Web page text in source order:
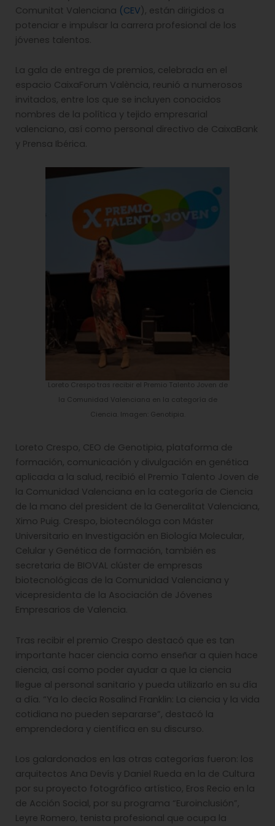
Comunitat Valenciana (CEV), están dirigidos a
potenciar e impulsar la carrera profesional de los
jóvenes talentos.
La gala de entrega de premios, celebrada en el
espacio CaixaForum València, reunió a numerosos
invitados, entre los que se incluyen conocidos
nombres de la política y tejido empresarial
valenciano, así como personal directivo de CaixaBank
y Prensa Ibérica.
Loreto Crespo tras recibir el Premio Talento Joven de
la Comunidad Valenciana en la categoría de
Ciencia. Imagen: Genotipia.
Loreto Crespo, CEO de Genotipia, plataforma de
formación, comunicación y divulgación en genética
aplicada a la salud, recibió el Premio Talento Joven de
la Comunidad Valenciana en la categoría de Ciencia
de la mano del president de la Generalitat Valenciana,
Ximo Puig. Crespo, biotecnóloga con Máster
Universitario en Investigación en Biología Molecular,
Celular y Genética de formación, también es
secretaria de BIOVAL clúster de empresas
biotecnológicas de la Comunidad Valenciana y
vicepresidenta de la Asociación de Jóvenes
Empresarios de Valencia.
Tras recibir el premio Crespo destacó que es tan
importante hacer ciencia como enseñar a quien hace
ciencia, así como poder ayudar a que la ciencia
llegue al personal sanitario y pueda utilizarlo en su día
a día. “Ya lo decía Rosalind Franklin: La ciencia y la vida
cotidiana no pueden separarse”, destacó la
emprendedora y científica en su discurso.
Los galardonados en las otras categorías fueron: los
arquitectos Ana Devís y Daniel Rueda en la de Cultura
por su proyecto fotográfico artístico, Eros Recio en la
de Acción Social, por su programa “Euroinclusión”,
Leyre Romero, tenista profesional que ocupa la